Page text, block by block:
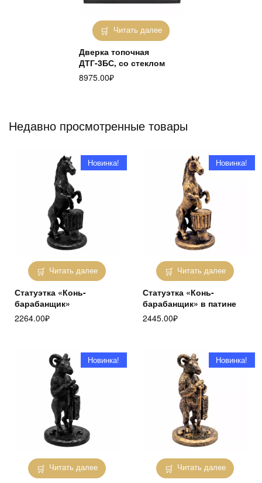
Читать далее
Дверка топочная
ДТГ-3БС, со стеклом
8975.00₽
Недавно просмотренные товары
Читать далее
Новинка!
Статуэтка «Конь-
барабанщик»
2264.00₽
Читать далее
Новинка!
Статуэтка «Конь-
барабанщик» в патине
2445.00₽
Читать далее
Новинка!
Читать далее
Новинка!